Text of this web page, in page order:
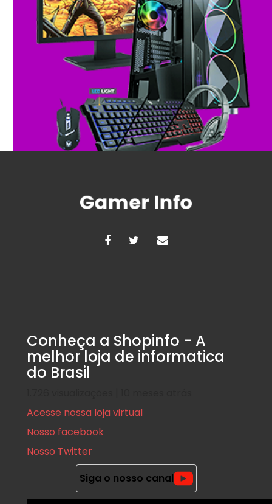
Conheça a Shopinfo - A
melhor loja de informatica
do Brasil
Acesse nossa loja virtual
Nosso facebook
Nosso Twitter
Siga o nosso canal